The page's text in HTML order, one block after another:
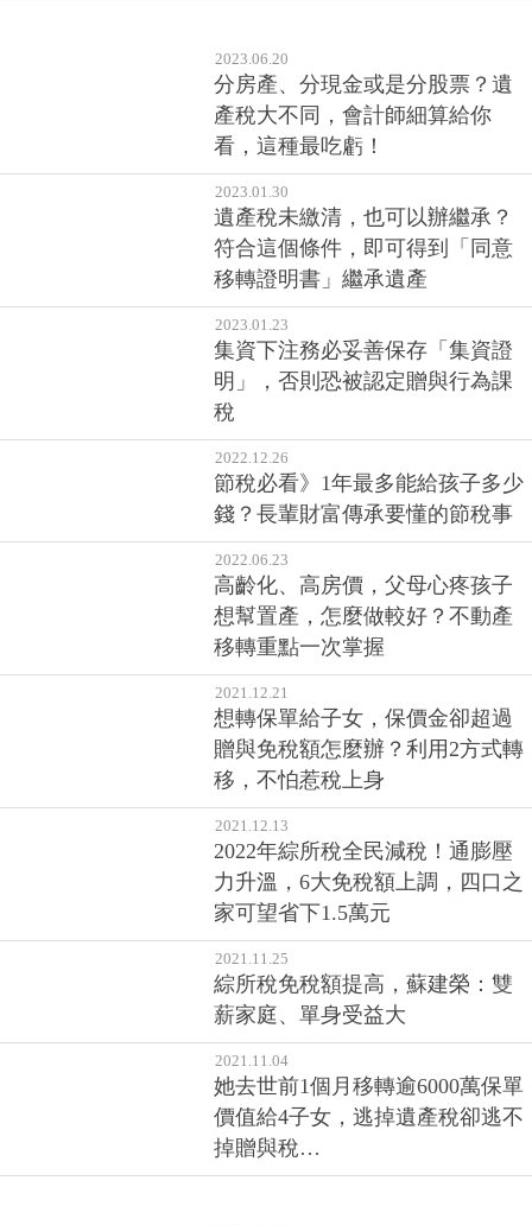
2023.06.20
分房產、分現金或是分股票？遺
產稅大不同，會計師細算給你
看，這種最吃虧！
2023.01.30
遺產稅未繳清，也可以辦繼承？
符合這個條件，即可得到「同意
移轉證明書」繼承遺產
2023.01.23
集資下注務必妥善保存「集資證
明」，否則恐被認定贈與行為課
稅
2022.12.26
節稅必看》1年最多能給孩子多少
錢？長輩財富傳承要懂的節稅事
2022.06.23
高齡化、高房價，父母心疼孩子
想幫置產，怎麼做較好？不動產
移轉重點一次掌握
2021.12.21
想轉保單給子女，保價金卻超過
贈與免稅額怎麼辦？利用2方式轉
移，不怕惹稅上身
2021.12.13
2022年綜所稅全民減稅！通膨壓
力升溫，6大免稅額上調，四口之
家可望省下1.5萬元
2021.11.25
綜所稅免稅額提高，蘇建榮：雙
薪家庭、單身受益大
2021.11.04
她去世前1個月移轉逾6000萬保單
價值給4子女，逃掉遺產稅卻逃不
掉贈與稅…